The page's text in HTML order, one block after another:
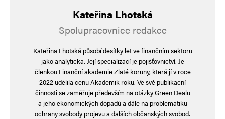
Kateřina Lhotská
Spolupracovnice redakce
Kateřina Lhotská působí desítky let ve finančním sektoru
jako analytička. Její specializací je pojišťovnictví. Je
členkou Finanční akademie Zlaté koruny, která jí v roce
2022 udělila cenu Akademik roku. Ve své publikační
činnosti se zaměřuje především na otázky Green Dealu
a jeho ekonomických dopadů a dále na problematiku
ochrany svobody projevu a dalších občanských svobod.